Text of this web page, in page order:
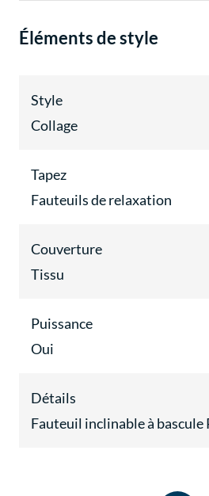
Éléments de style
Style
Collage
Tapez
Fauteuils de relaxation
Couverture
Tissu
Puissance
Oui
Détails
Fauteuil inclinable à bascule